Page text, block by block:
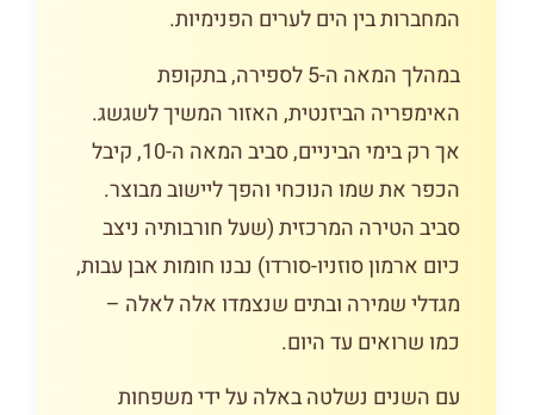
המחברות בין הים לערים הפנימיות.
במהלך המאה ה-5 לספירה, בתקופת
האימפריה הביזנטית, האזור המשיך לשגשג.
אך רק בימי הביניים, סביב המאה ה-10, קיבל
הכפר את שמו הנוכחי והפך ליישוב מבוצר.
סביב הטירה המרכזית (שעל חורבותיה ניצב
כיום ארמון סוזניו-סורדו) נבנו חומות אבן עבות,
מגדלי שמירה ובתים שנצמדו אלה לאלה –
כמו שרואים עד היום.
עם השנים נשלטה באלה על ידי משפחות